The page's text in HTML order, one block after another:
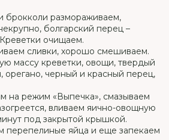
брокколи размораживаем,
болгарский перец –
очищаем.
сливки, хорошо смешиваем.
массу креветки, овощи, твердый
орегано, черный и красный перец,
на режим «Выпечка», смазываем
вливаем яично-овощную
под закрытой крышкой.
перепелиные яйца и еще запекаем